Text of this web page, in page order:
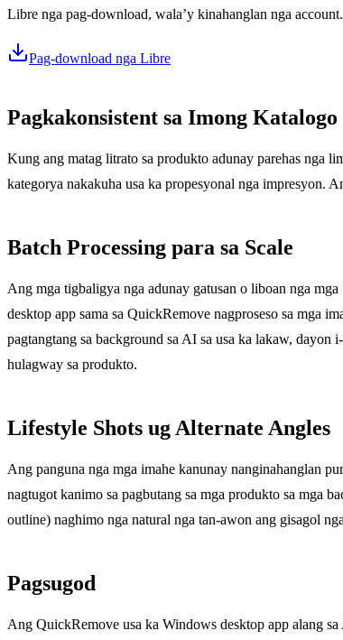
Libre nga pag-download, wala’y kinahanglan nga account.
Pag-download nga Libre
Pagkakonsistent sa Imong Katalogo
Kung ang matag litrato sa produkto adunay parehas nga
kategorya nakakuha usa ka propesyonal nga impresyon.
Batch Processing para sa Scale
Ang mga tigbaligya nga adunay gatusan o liboan nga
desktop app sama sa QuickRemove nagproseso sa mga
pagtangtang sa background sa AI sa usa ka lakaw,
hulagway sa produkto.
Lifestyle Shots ug Alternate Angles
Ang panguna nga mga imahe kanunay nanginahanglan
nagtugot kanimo sa pagbutang sa mga produkto sa mga
outline) naghimo nga natural nga tan-awon ang gisagol
Pagsugod
Ang QuickRemove usa ka Windows desktop app alang